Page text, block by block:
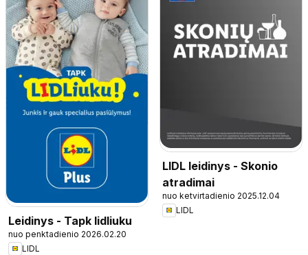
Leidinys - Tapk lidliuku
nuo penktadienio 2026.02.20
LIDL
LIDL leidinys - Skonio
atradimai
nuo ketvirtadienio 2025.12.04
LIDL